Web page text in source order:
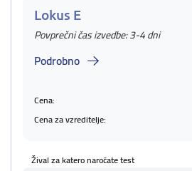
Lokus E
Povprečni čas izvedbe: 3-4 dni
Podrobno
Cena:
Cena za vzreditelje:
Žival za katero naročate test